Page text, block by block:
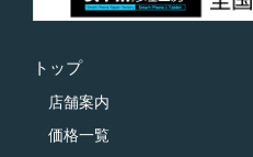
トップ
店舗案内
価格一覧